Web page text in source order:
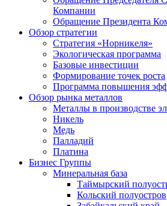
Компании
Обращение Президента
Обзор стратегии
Стратегия «Норникеля»
Экологическая программа
Базовые инвестиции
Формирование точек роста
Программа повышения
Обзор рынка металлов
Металлы в производстве
Никель
Медь
Палладий
Платина
Бизнес Группы
Минеральная база
Таймырский
Кольский полуостров